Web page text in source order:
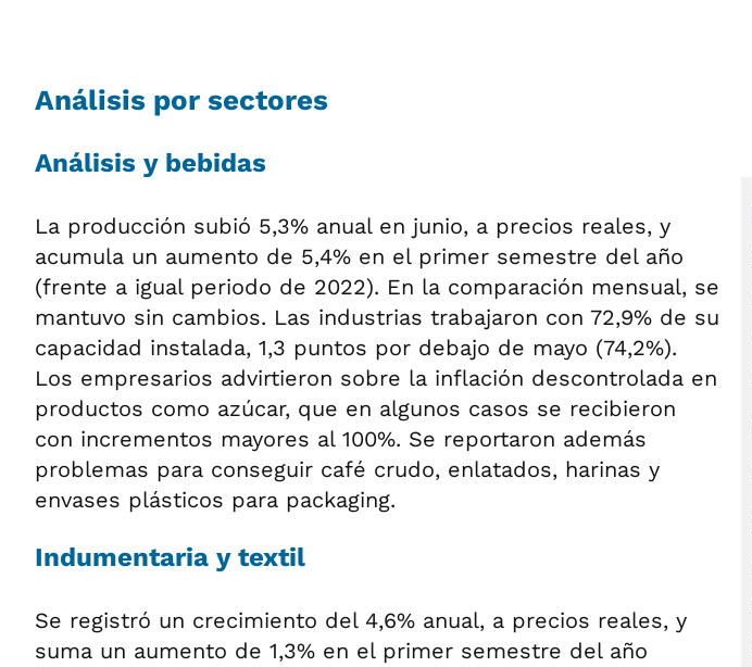
Análisis por sectores
Análisis y bebidas
La producción subió 5,3% anual en junio, a precios reales, y
acumula un aumento de 5,4% en el primer semestre del año
(frente a igual periodo de 2022). En la comparación mensual, se
mantuvo sin cambios. Las industrias trabajaron con 72,9% de su
capacidad instalada, 1,3 puntos por debajo de mayo (74,2%).
Los empresarios advirtieron sobre la inflación descontrolada en
productos como azúcar, que en algunos casos se recibieron
con incrementos mayores al 100%. Se reportaron además
problemas para conseguir café crudo, enlatados, harinas y
envases plásticos para packaging.
Indumentaria y textil
Se registró un crecimiento del 4,6% anual, a precios reales, y
suma un aumento de 1,3% en el primer semestre del año